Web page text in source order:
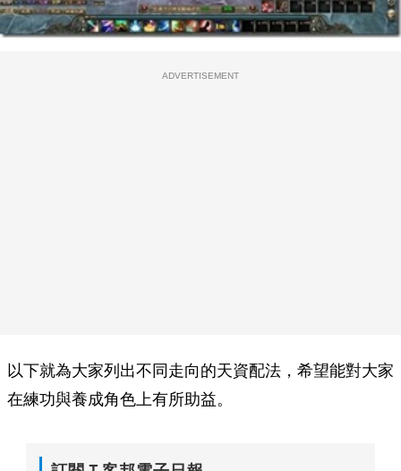
ADVERTISEMENT
以下就為大家列出不同走向的天資配法，希望能對大家
在練功與養成角色上有所助益。